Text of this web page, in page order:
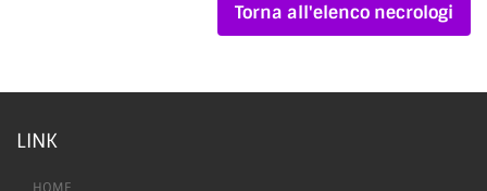
Torna all'elenco necrologi
LINK
HOME